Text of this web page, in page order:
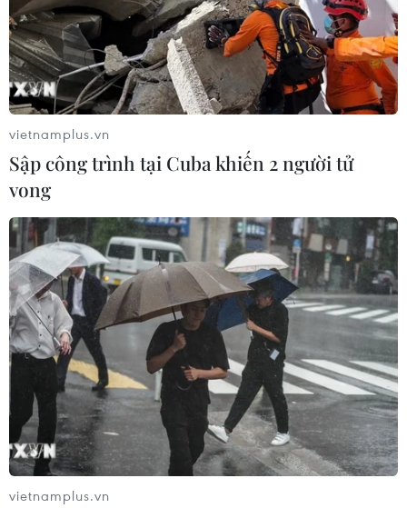
vietnamplus.vn
Sập công trình tại Cuba khiến 2 người tử
vong
vietnamplus.vn